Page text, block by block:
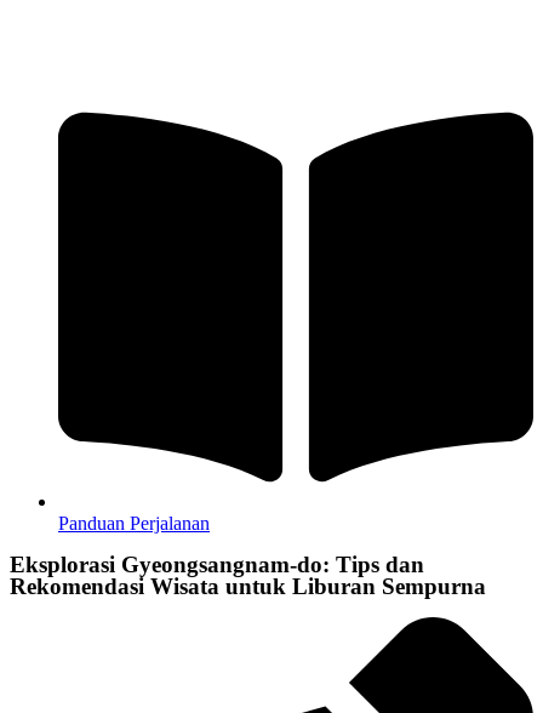
Panduan Perjalanan
Eksplorasi Gyeongsangnam-do: Tips dan
Rekomendasi Wisata untuk Liburan Sempurna